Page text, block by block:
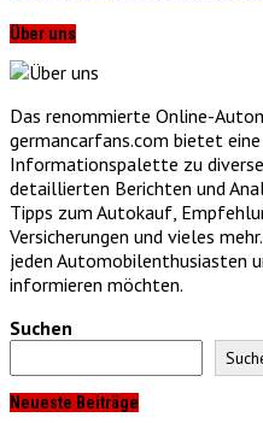
Über uns
Das renommierte Online-
germancarfans.com bietet
Informationspalette zu
detaillierten Berichten und
Tipps zum Autokauf,
Versicherungen und vieles
jeden Automobilenthusiasten
informieren möchten.
Suchen
Neueste Beiträge